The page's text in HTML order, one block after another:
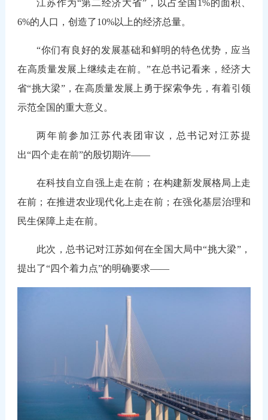
江苏作为“第二经济大省”，以占全国1%的面积、
6%的人口，创造了10%以上的经济总量。
“你们有良好的发展基础和鲜明的特色优势，应当
在高质量发展上继续走在前。”在总书记看来，经济大
省“挑大梁”，在高质量发展上勇于探索争先，有着引领
示范全国的重大意义。
两年前参加江苏代表团审议，总书记对江苏提
出“四个走在前”的殷切期许——
在科技自立自强上走在前；在构建新发展格局上走
在前；在推进农业现代化上走在前；在强化基层治理和
民生保障上走在前。
此次，总书记对江苏如何在全国大局中“挑大梁”，
提出了“四个着力点”的明确要求——